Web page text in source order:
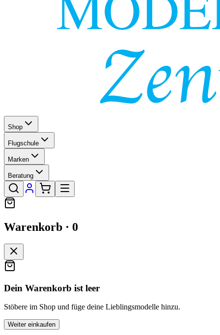
Shop
Flugschule
Marken
Beratung
Warenkorb · 0
Dein Warenkorb ist leer
Stöbere im Shop und füge deine Lieblingsmodelle hinzu.
Weiter einkaufen